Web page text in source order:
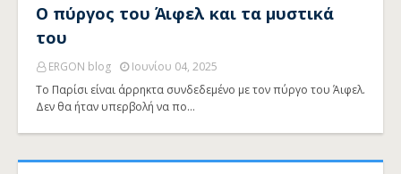
Ο πύργος του Άιφελ και τα μυστικά
του
ERGON blog
Ιουνίου 04, 2025
Το Παρίσι είναι άρρηκτα συνδεδεμένο με τον πύργο του Άιφελ.
Δεν θα ήταν υπερβολή να πο…